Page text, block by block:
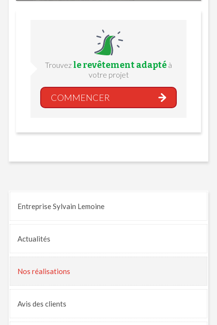
Trouvez le revêtement adapté à
votre projet
COMMENCER
Entreprise Sylvain Lemoine
Actualités
Nos réalisations
Avis des clients